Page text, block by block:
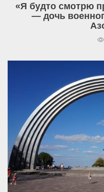
«Я будто смотрю
— дочь